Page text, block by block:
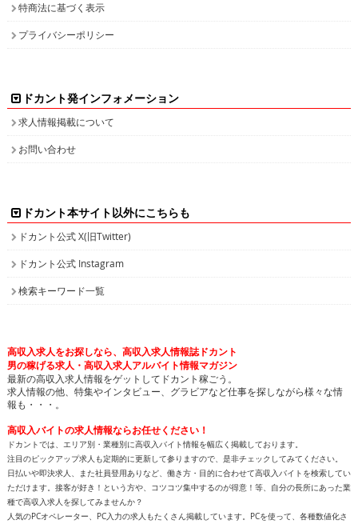
特商法に基づく表示
プライバシーポリシー
ドカント発インフォメーション
求人情報掲載について
お問い合わせ
ドカント本サイト以外にこちらも
ドカント公式 X(旧Twitter)
ドカント公式 Instagram
検索キーワード一覧
高収入求人をお探しなら、高収入求人情報誌ドカント
男の稼げる求人・高収入求人アルバイト情報マガジン
最新の高収入求人情報をゲットしてドカント稼ごう。
求人情報の他、特集やインタビュー、グラビアなど仕事を探しながら様々な情
報も・・・。
高収入バイトの求人情報ならお任せください！
ドカントでは、エリア別・業種別に高収入バイト情報を幅広く掲載しております。
注目のピックアップ求人も定期的に更新して参りますので、是非チェックしてみてください。
日払いや即決求人、また社員登用ありなど、働き方・目的に合わせて高収入バイトを検索してい
ただけます。接客が好き！という方や、コツコツ集中するのが得意！等、自分の長所にあった業
種で高収入求人を探してみませんか？
人気のPCオペレーター、PC入力の求人もたくさん掲載しています。PCを使って、各種数値化さ